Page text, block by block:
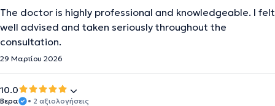
The doctor is highly professional and knowledgeable. I felt
well advised and taken seriously throughout the
consultation.
29 Μαρτίου 2026
10.0
Βερα • 2 αξιολογήσεις